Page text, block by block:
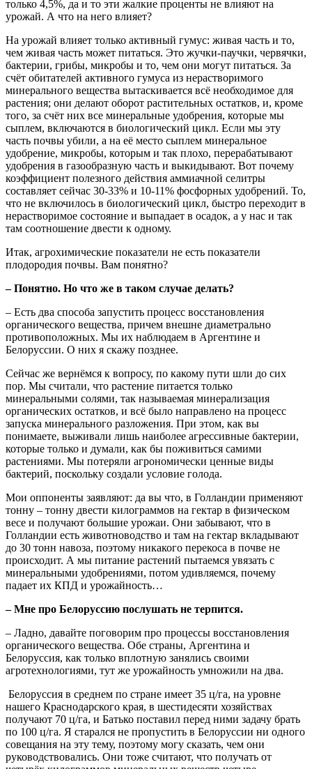
только 4,5%, да и то эти жалкие проценты не влияют на
урожай. А что на него влияет?
На урожай влияет только активный гумус: живая часть и то,
чем живая часть может питаться. Это жучки-паучки, червячки,
бактерии, грибы, микробы и то, чем они могут питаться. За
счёт обитателей активного гумуса из нерастворимого
минерального вещества вытаскивается всё необходимое для
растения; они делают оборот растительных остатков, и, кроме
того, за счёт них все минеральные удобрения, которые мы
сыплем, включаются в биологический цикл. Если мы эту
часть почвы убили, а на её место сыплем минеральное
удобрение, микробы, которым и так плохо, перерабатывают
удобрения в газообразную часть и выкидывают. Вот почему
коэффициент полезного действия аммиачной селитры
составляет сейчас 30-33% и 10-11% фосфорных удобрений. То,
что не включилось в биологический цикл, быстро переходит в
нерастворимое состояние и выпадает в осадок, а у нас и так
там соотношение двести к одному.
Итак, агрохимические показатели не есть показатели
плодородия почвы. Вам понятно?
– Понятно. Но что же в таком случае делать?
– Есть два способа запустить процесс восстановления
органического вещества, причем внешне диаметрально
противоположных. Мы их наблюдаем в Аргентине и
Белоруссии. О них я скажу позднее.
Сейчас же вернёмся к вопросу, по какому пути шли до сих
пор. Мы считали, что растение питается только
минеральными солями, так называемая минерализация
органических остатков, и всё было направлено на процесс
запуска минерального разложения. При этом, как вы
понимаете, выживали лишь наиболее агрессивные бактерии,
которые только и думали, как бы поживиться самими
растениями. Мы потеряли агрономически ценные виды
бактерий, поскольку создали условие голода.
Мои оппоненты заявляют: да вы что, в Голландии применяют
тонну – тонну двести килограммов на гектар в физическом
весе и получают большие урожаи. Они забывают, что в
Голландии есть животноводство и там на гектар вкладывают
до 30 тонн навоза, поэтому никакого перекоса в почве не
происходит. А мы питание растений пытаемся увязать с
минеральными удобрениями, потом удивляемся, почему
падает их КПД и урожайность…
– Мне про Белоруссию послушать не терпится.
– Ладно, давайте поговорим про процессы восстановления
органического вещества. Обе страны, Аргентина и
Белоруссия, как только вплотную занялись своими
агротехнологиями, тут же урожайность умножили на два.
Белоруссия в среднем по стране имеет 35 ц/га, на уровне
нашего Краснодарского края, в шестидесяти хозяйствах
получают 70 ц/га, и Батько поставил перед ними задачу брать
по 100 ц/га. Я старался не пропустить в Белоруссии ни одного
совещания на эту тему, поэтому могу сказать, чем они
руководствовались. Они тоже считают, что получать от